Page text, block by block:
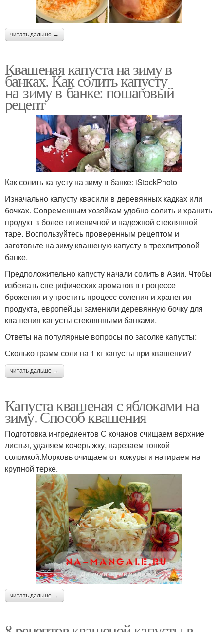
читать дальше →
Квашеная капуста на зиму в
банках. Как солить капусту
на зиму в банке: пошаговый
рецепт
Как солить капусту на зиму в банке: iStockPhoto
Изначально капусту квасили в деревянных кадках или
бочках. Современным хозяйкам удобно солить и хранить
продукт в более гигиеничной и надежной стеклянной
таре. Воспользуйтесь проверенным рецептом и
заготовьте на зиму квашеную капусту в трехлитровой
банке.
Предположительно капусту начали солить в Азии. Чтобы
избежать специфических ароматов в процессе
брожения и упростить процесс соления и хранения
продукта, европейцы заменили деревянную бочку для
квашения капусты стеклянными банками.
Ответы на популярные вопросы по засолке капусты:
Сколько грамм соли на 1 кг капусты при квашении?
читать дальше →
Капуста квашеная с яблоками на
зиму. Способ квашения
Подготовка ингредиентов С кочанов счищаем верхние
листья, удаляем кочерыжку, нарезаем тонкой
соломкой.Морковь очищаем от кожуры и натираем на
крупной терке.
читать дальше →